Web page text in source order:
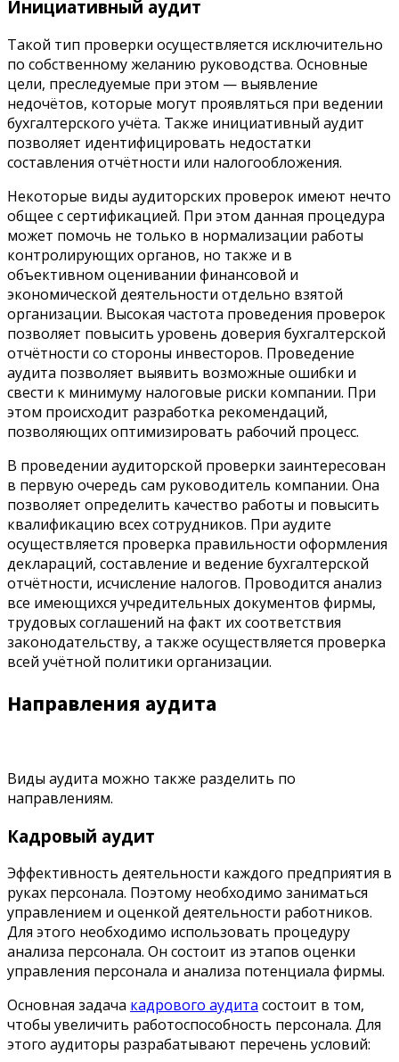
Инициативный аудит
Такой тип проверки осуществляется исключительно
по собственному желанию руководства. Основные
цели, преследуемые при этом — выявление
недочётов, которые могут проявляться при ведении
бухгалтерского учёта. Также инициативный аудит
позволяет идентифицировать недостатки
составления отчётности или налогообложения.
Некоторые виды аудиторских проверок имеют нечто
общее с сертификацией. При этом данная процедура
может помочь не только в нормализации работы
контролирующих органов, но также и в
объективном оценивании финансовой и
экономической деятельности отдельно взятой
организации. Высокая частота проведения проверок
позволяет повысить уровень доверия бухгалтерской
отчётности со стороны инвесторов. Проведение
аудита позволяет выявить возможные ошибки и
свести к минимуму налоговые риски компании. При
этом происходит разработка рекомендаций,
позволяющих оптимизировать рабочий процесс.
В проведении аудиторской проверки заинтересован
в первую очередь сам руководитель компании. Она
позволяет определить качество работы и повысить
квалификацию всех сотрудников. При аудите
осуществляется проверка правильности оформления
деклараций, составление и ведение бухгалтерской
отчётности, исчисление налогов. Проводится анализ
все имеющихся учредительных документов фирмы,
трудовых соглашений на факт их соответствия
законодательству, а также осуществляется проверка
всей учётной политики организации.
Направления аудита
Виды аудита можно также разделить по
направлениям.
Кадровый аудит
Эффективность деятельности каждого предприятия в
руках персонала. Поэтому необходимо заниматься
управлением и оценкой деятельности работников.
Для этого необходимо использовать процедуру
анализа персонала. Он состоит из этапов оценки
управления персонала и анализа потенциала фирмы.
Основная задача кадрового аудита состоит в том,
чтобы увеличить работоспособность персонала. Для
этого аудиторы разрабатывают перечень условий: